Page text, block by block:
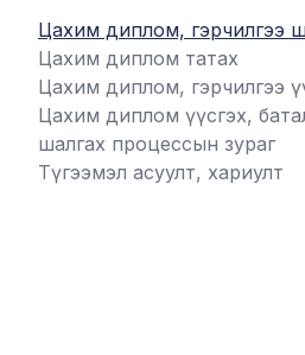
Цахим диплом, гэрчилгээ
Цахим диплом татах
Цахим диплом, гэрчилгээ
Цахим диплом үүсгэх,
шалгах процессын зураг
Түгээмэл асуулт, хариулт